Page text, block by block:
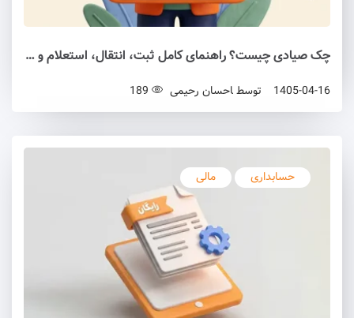
چک صیادی چیست؟ راهنمای کامل ثبت، انتقال، استعلام و قوانین چک صیادی
1405-04-16 توسط احسان رحیمی
حسابداری مالی